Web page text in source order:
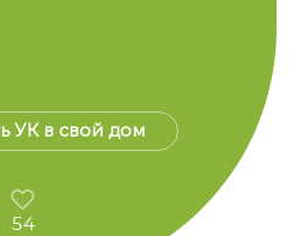
УК в свой дом
54